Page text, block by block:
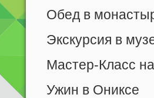
Обед в
Экскурсия в
Мастер-Класс
Ужин в Ониксе